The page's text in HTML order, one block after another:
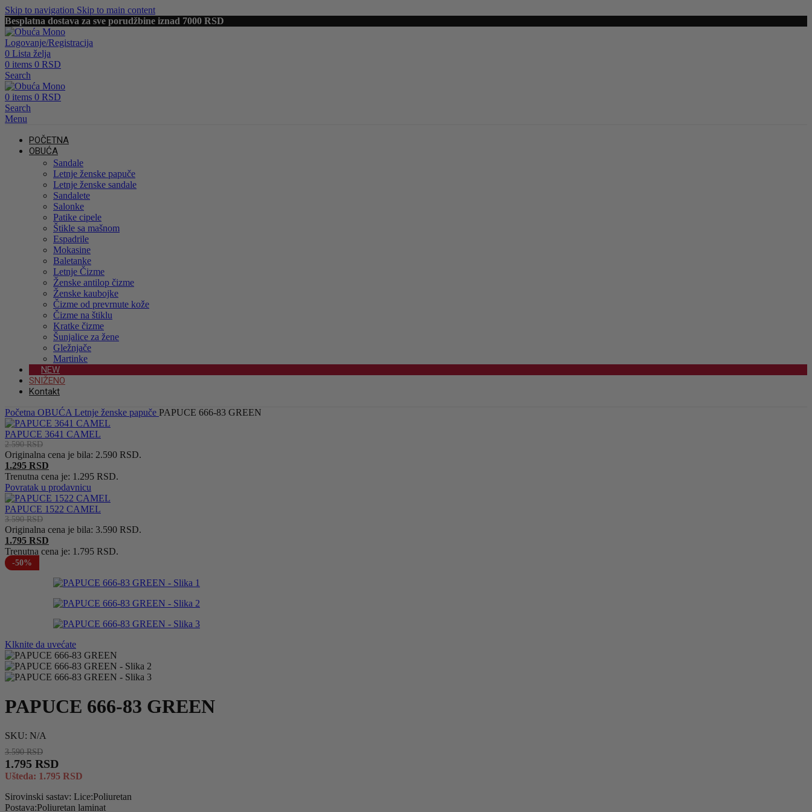
Skip to navigation Skip to main content
Besplatna dostava za sve porudžbine iznad 7000 RSD
Logovanje/Registracija
0 Lista želja
0 items 0 RSD
Search
0 items 0 RSD
Search
Menu
POČETNA
OBUĆA
Sandale
Letnje ženske papuče
Letnje ženske sandale
Sandalete
Salonke
Patike cipele
Štikle sa mašnom
Espadrile
Mokasine
Baletanke
Letnje Čizme
Ženske antilop čizme
Ženske kaubojke
Čizme od prevrnute kože
Čizme na štiklu
Kratke čizme
Šunjalice za žene
Gležnjače
Martinke
NEW
SNIŽENO
Kontakt
Početna OBUĆA Letnje ženske papuče PAPUCE 666-83 GREEN
PAPUCE 3641 CAMEL
2.590RSD
Originalna cena je bila: 2.590 RSD.
1.295 RSD
Trenutna cena je: 1.295 RSD.
Povratak u prodavnicu
PAPUCE 1522 CAMEL
3.590RSD
Originalna cena je bila: 3.590 RSD.
1.795 RSD
Trenutna cena je: 1.795 RSD.
-50%
Klknite da uvećate
PAPUCE 666-83 GREEN
SKU: N/A
3.590RSD
1.795 RSD
Ušteda: 1.795 RSD
Sirovinski sastav: Lice:Poliuretan
Postava:Poliuretan laminat